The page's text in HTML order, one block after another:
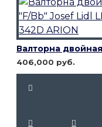
406,000 руб.